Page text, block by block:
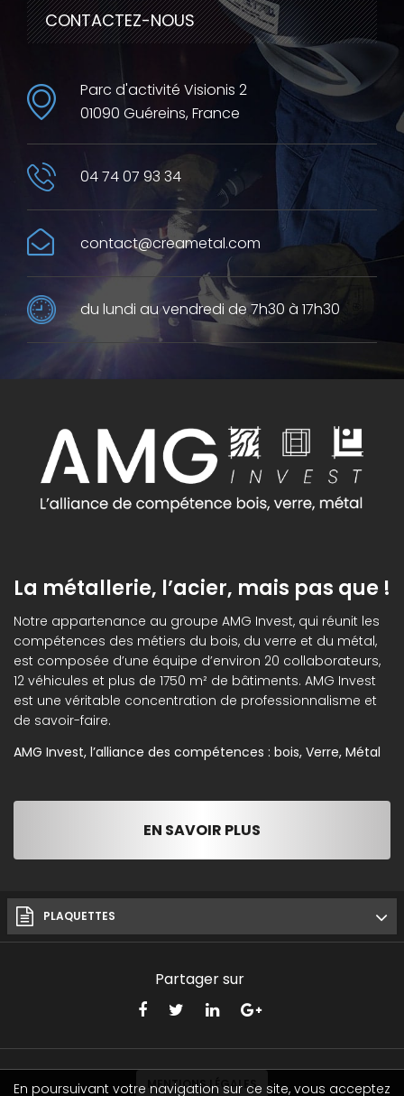
CONTACTEZ-NOUS
Parc d'activité Visionis 2
01090 Guéreins, France
04 74 07 93 34
contact@creametal.com
du lundi au vendredi de 7h30 à 17h30
La métallerie, l’acier, mais pas que !
Notre appartenance au groupe AMG Invest, qui réunit les
compétences des métiers du bois, du verre et du métal,
est composée d’une équipe d’environ 20 collaborateurs,
12 véhicules et plus de 1750 m² de bâtiments. AMG Invest
est une véritable concentration de professionnalisme et
de savoir-faire.
AMG Invest, l’alliance des compétences : bois, Verre, Métal
EN SAVOIR PLUS
PLAQUETTES
Partager sur
MENTIONS LÉGALES
En poursuivant votre navigation sur ce site, vous acceptez